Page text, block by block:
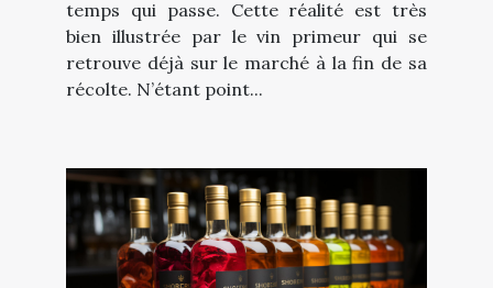
temps qui passe. Cette réalité est très
bien illustrée par le vin primeur qui se
retrouve déjà sur le marché à la fin de sa
récolte. N’étant point...